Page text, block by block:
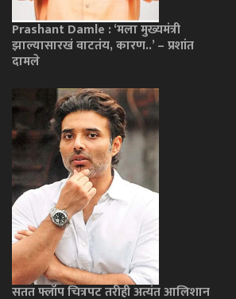
Prashant Damle : ‘मला मुख्यमंत्री
झाल्यासारखं वाटतंय, कारण..’ – प्रशांत
दामले
सतत फ्लॉप चित्रपट तरीही अत्यंत आलिशान